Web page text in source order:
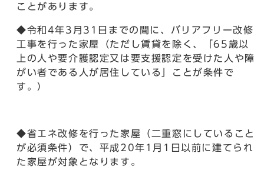
ことがあります。
◆令和4年3月31日までの間に、バリアフリー改修
工事を行った家屋（ただし賃貸を除く、「65歳以
上の人や要介護認定又は要支援認定を受けた人や障
がい者である人が居住している」ことが条件で
す。）
◆省エネ改修を行った家屋（二重窓にしていること
が必須条件）で、平成20年1月1日以前に建てられ
た家屋が対象となります。